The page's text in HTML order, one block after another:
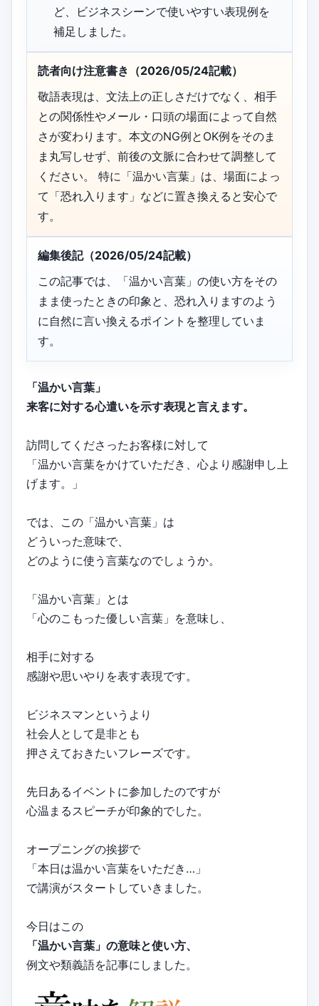
ど、ビジネスシーンで使いやすい表現例を
補足しました。
読者向け注意書き（2026/05/24記載）
敬語表現は、文法上の正しさだけでなく、相手
との関係性やメール・口頭の場面によって自然
さが変わります。本文のNG例とOK例をそのま
ま丸写しせず、前後の文脈に合わせて調整して
ください。 特に「温かい言葉」は、場面によっ
て「恐れ入ります」などに置き換えると安心で
す。
編集後記（2026/05/24記載）
この記事では、「温かい言葉」の使い方をその
まま使ったときの印象と、恐れ入りますのよう
に自然に言い換えるポイントを整理していま
す。
「温かい言葉」
来客に対する心遣いを示す表現と言えます。
訪問してくださったお客様に対して
「温かい言葉をかけていただき、心より感謝申し上
げます。」
では、この「温かい言葉」は
どういった意味で、
どのように使う言葉なのでしょうか。
「温かい言葉」とは
「心のこもった優しい言葉」を意味し、
相手に対する
感謝や思いやりを表す表現です。
ビジネスマンというより
社会人として是非とも
押さえておきたいフレーズです。
先日あるイベントに参加したのですが
心温まるスピーチが印象的でした。
オープニングの挨拶で
「本日は温かい言葉をいただき…」
で講演がスタートしていきました。
今日はこの
「温かい言葉」の意味と使い方、
例文や類義語を記事にしました。